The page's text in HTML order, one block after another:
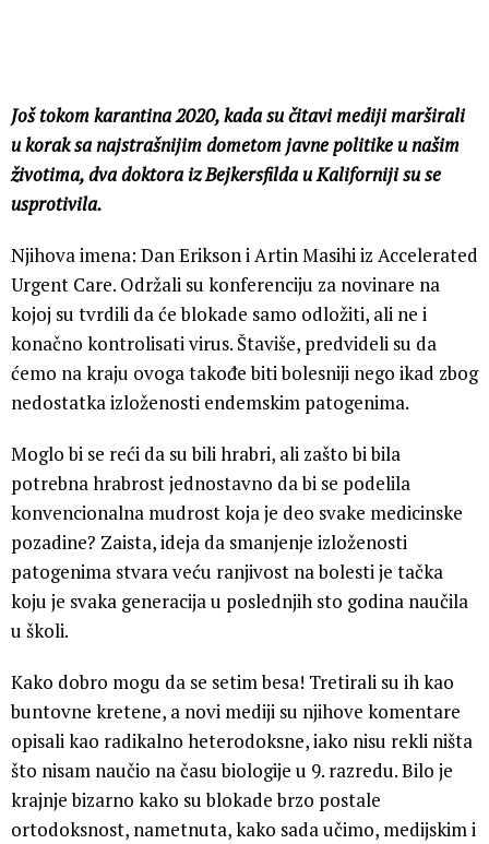
Još tokom karantina 2020, kada su čitavi mediji marširali
u korak sa najstrašnijim dometom javne politike u našim
životima, dva doktora iz Bejkersfilda u Kaliforniji su se
usprotivila.
Njihova imena: Dan Erikson i Artin Masihi iz Accelerated
Urgent Care. Održali su konferenciju za novinare na
kojoj su tvrdili da će blokade samo odložiti, ali ne i
konačno kontrolisati virus. Štaviše, predvideli su da
ćemo na kraju ovoga takođe biti bolesniji nego ikad zbog
nedostatka izloženosti endemskim patogenima.
Moglo bi se reći da su bili hrabri, ali zašto bi bila
potrebna hrabrost jednostavno da bi se podelila
konvencionalna mudrost koja je deo svake medicinske
pozadine? Zaista, ideja da smanjenje izloženosti
patogenima stvara veću ranjivost na bolesti je tačka
koju je svaka generacija u poslednjih sto godina naučila
u školi.
Kako dobro mogu da se setim besa! Tretirali su ih kao
buntovne kretene, a novi mediji su njihove komentare
opisali kao radikalno heterodoksne, iako nisu rekli ništa
što nisam naučio na času biologije u 9. razredu. Bilo je
krajnje bizarno kako su blokade brzo postale
ortodoksnost, nametnuta, kako sada učimo, medijskim i